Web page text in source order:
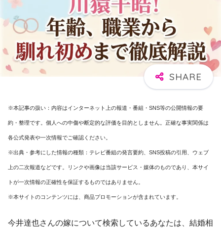
※本記事の扱い：内容はインターネット上の報道・番組・SNS等の公開情報の要
約・整理です。個人への中傷や断定的な評価を目的としません。正確な事実関係は
各公式発表や一次情報でご確認ください。
※出典・参考にした情報の種類：テレビ番組の発言要約、SNS投稿の引用、ウェブ
上の二次報道などです。リンクや画像は当該サービス・媒体のものであり、本サイ
トが一次情報の正確性を保証するものではありません。
※本サイトのコンテンツには、商品プロモーションが含まれています。
今井達也さんの嫁について検索しているあなたは、結婚相